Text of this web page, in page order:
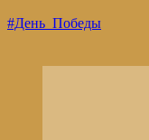
#День_Победы